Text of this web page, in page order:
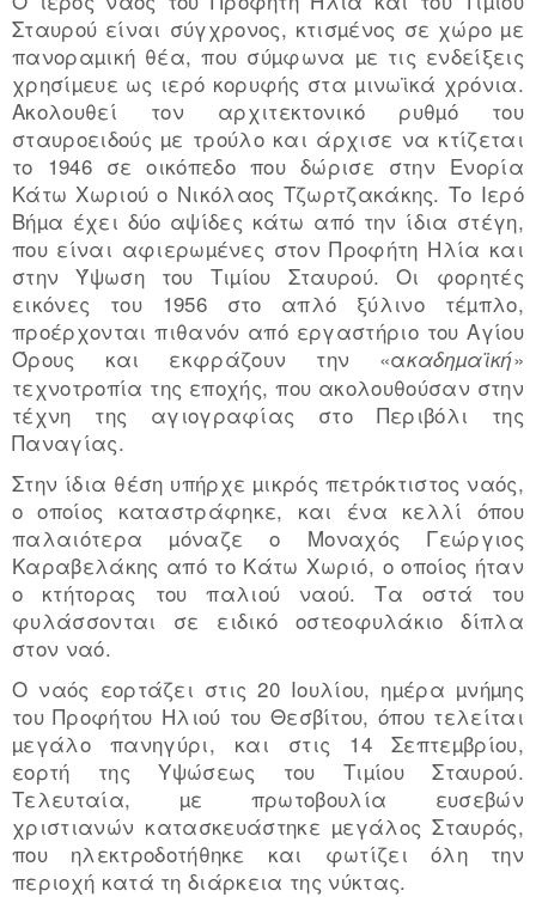
Σταυρού είναι σύγχρονος, κτισµένος σε χώρο µε
πανοραµική θέα, που σύµφωνα µε τις ενδείξεις
χρησίµευε ως ιερό κορυφής στα µινωϊκά χρόνια.
Ακολουθεί τον αρχιτεκτονικό ρυθµό του
σταυροειδούς µε τρούλο και άρχισε να κτίζεται
το 1946 σε οικόπεδο που δώρισε στην Ενορία
Κάτω Χωριού ο Νικόλαος Τζωρτζακάκης. Το Ιερό
Βήµα έχει δύο αψίδες κάτω από την ίδια στέγη,
που είναι αφιερωµένες στον Προφήτη Ηλία και
στην Ύψωση του Τιµίου Σταυρού. Οι φορητές
εικόνες του 1956 στο απλό ξύλινο τέµπλο,
προέρχονται πιθανόν από εργαστήριο του Αγίου
Όρους και εκφράζουν την «ακαδηµαϊκή»
τεχνοτροπία της εποχής, που ακολουθούσαν στην
τέχνη της αγιογραφίας στο Περιβόλι της
Παναγίας.
Στην ίδια θέση υπήρχε µικρός πετρόκτιστος ναός,
ο οποίος καταστράφηκε, και ένα κελλί όπου
παλαιότερα µόναζε ο Μοναχός Γεώργιος
Καραβελάκης από το Κάτω Χωριό, ο οποίος ήταν
ο κτήτορας του παλιού ναού. Τα οστά του
φυλάσσονται σε ειδικό οστεοφυλάκιο δίπλα
στον ναό.
Ο ναός εορτάζει στις 20 Ιουλίου, ηµέρα µνήµης
του Προφήτου Ηλιού του Θεσβίτου, όπου τελείται
µεγάλο πανηγύρι, και στις 14 Σεπτεµβρίου,
εορτή της Υψώσεως του Τιµίου Σταυρού.
Τελευταία, µε πρωτοβουλία ευσεβών
χριστιανών κατασκευάστηκε µεγάλος Σταυρός,
που ηλεκτροδοτήθηκε και φωτίζει όλη την
περιοχή κατά τη διάρκεια της νύκτας.